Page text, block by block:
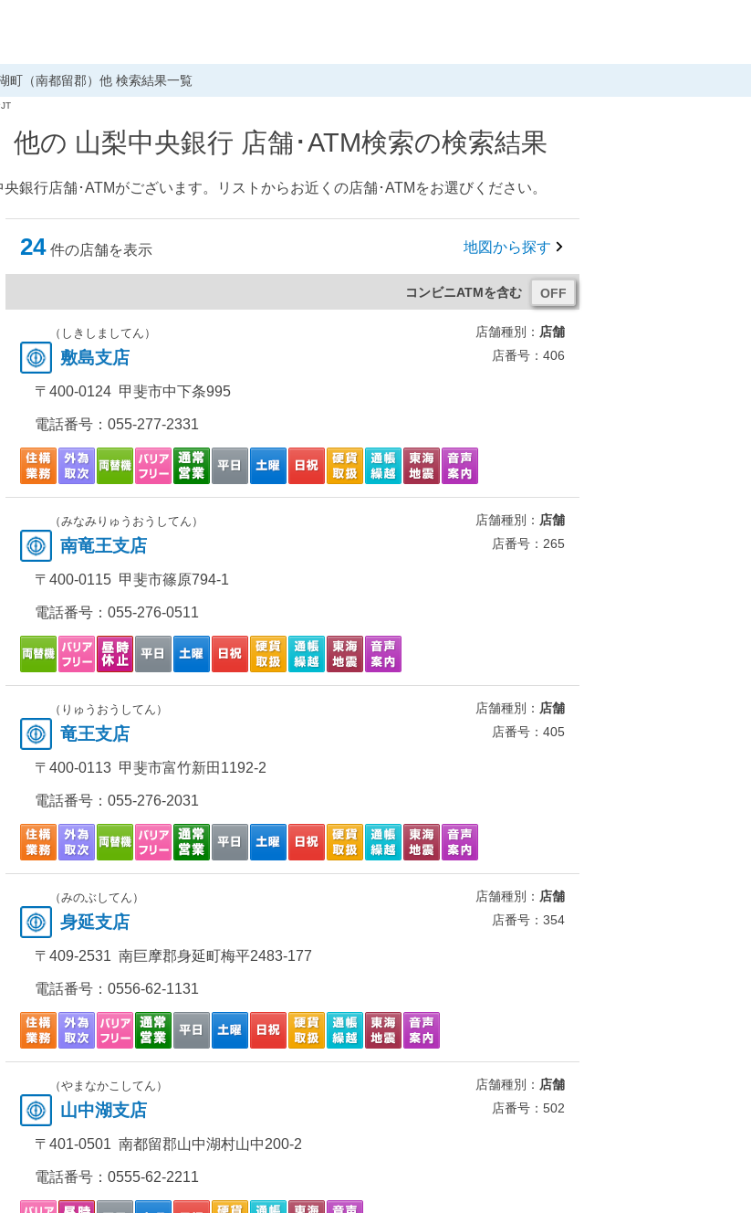
町（南都留郡）他 検索結果一覧
他の 山梨中央銀行 店舗･ATM検索の検索結果
銀行店舗･ATMがございます。リストからお近くの店舗･ATMをお選びください。
24 件の店舗を表示 地図から探す
コンビニATMを含む
（しきしましてん）
敷島支店
店舗種別： 店舗
店番号：406
〒400-0124 甲斐市中下条995
電話番号： 055-277-2331
（みなみりゅうおうしてん）
南竜王支店
店舗種別： 店舗
店番号：265
〒400-0115 甲斐市篠原794-1
電話番号： 055-276-0511
（りゅうおうしてん）
竜王支店
店舗種別： 店舗
店番号：405
〒400-0113 甲斐市富竹新田1192-2
電話番号： 055-276-2031
（みのぶしてん）
身延支店
店舗種別： 店舗
店番号：354
〒409-2531 南巨摩郡身延町梅平2483-177
電話番号： 0556-62-1131
（やまなかこしてん）
山中湖支店
店舗種別： 店舗
店番号：502
〒401-0501 南都留郡山中湖村山中200-2
電話番号： 0555-62-2211